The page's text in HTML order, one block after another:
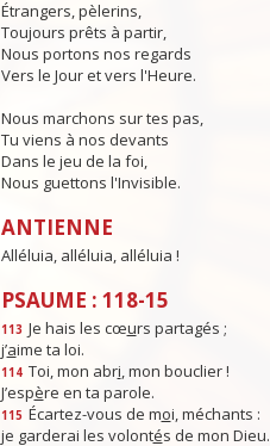
Étrangers, pèlerins,
Toujours prêts à partir,
Nous portons nos regards
Vers le Jour et vers l'Heure.
Nous marchons sur tes pas,
Tu viens à nos devants
Dans le jeu de la foi,
Nous guettons l'Invisible.
ANTIENNE
Alléluia, alléluia, alléluia !
PSAUME : 118-15
113 Je hais les cœurs partagés ;
j’aime ta loi.
114 Toi, mon abri, mon bouclier !
J’espère en ta parole.
115 Écartez-vous de moi, méchants :
je garderai les volontés de mon Dieu.